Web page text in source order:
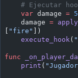
# Ejecutar
    var
damage =
    damage
=
"fire"
])
    execute_hook
(
func
    print
(